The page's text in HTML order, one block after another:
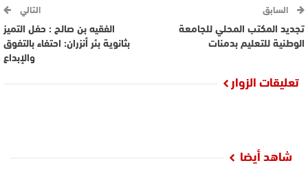
السابق
تجديد المكتب المحلي للجامعة
الوطنية للتعليم بدمنات
التالي
الفقيه بن صالح : حفل التميز
بثانوية بئر أنزران: احتفاء بالتفوق
والإبداع
تعليقات الزوار
شاهد أيضا